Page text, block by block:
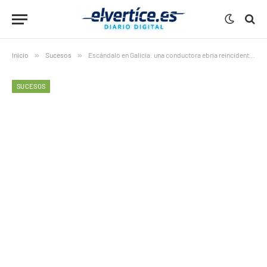
Inicio » Sucesos » Escándalo en Galicia: una conductora ebria reincidente desobedece a la Guardia Civil y sigue al volante
SUCESOS